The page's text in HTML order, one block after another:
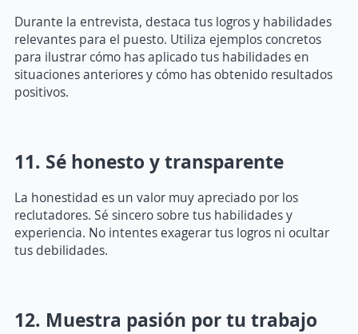
Durante la entrevista, destaca tus logros y habilidades
relevantes para el puesto. Utiliza ejemplos concretos
para ilustrar cómo has aplicado tus habilidades en
situaciones anteriores y cómo has obtenido resultados
positivos.
11. Sé honesto y transparente
La honestidad es un valor muy apreciado por los
reclutadores. Sé sincero sobre tus habilidades y
experiencia. No intentes exagerar tus logros ni ocultar
tus debilidades.
12. Muestra pasión por tu trabajo